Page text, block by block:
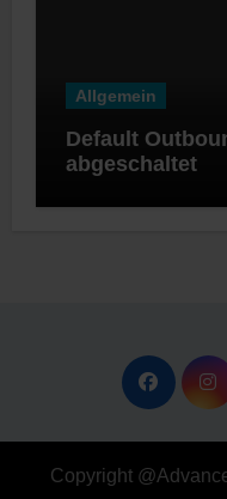
Allgemein
Default
abgeschaltet
Copyright